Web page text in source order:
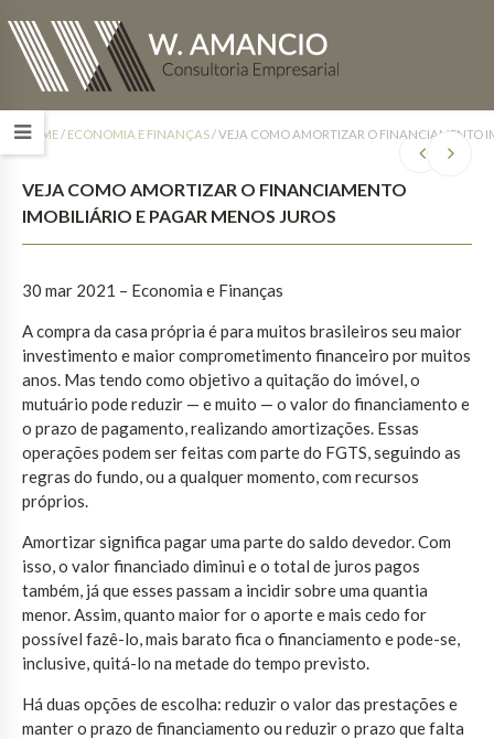
HOME/ ECONOMIA E FINANÇAS/VEJA COMO AMORTIZAR O FINANCIAMENTO
VEJA COMO AMORTIZAR O FINANCIAMENTO
IMOBILIÁRIO E PAGAR MENOS JUROS
30 mar 2021 – Economia e Finanças
A compra da casa própria é para muitos brasileiros seu maior
investimento e maior comprometimento financeiro por muitos
anos. Mas tendo como objetivo a quitação do imóvel, o
mutuário pode reduzir — e muito — o valor do financiamento e
o prazo de pagamento, realizando amortizações. Essas
operações podem ser feitas com parte do FGTS, seguindo as
regras do fundo, ou a qualquer momento, com recursos
próprios.
Amortizar significa pagar uma parte do saldo devedor. Com
isso, o valor financiado diminui e o total de juros pagos
também, já que esses passam a incidir sobre uma quantia
menor. Assim, quanto maior for o aporte e mais cedo for
possível fazê-lo, mais barato fica o financiamento e pode-se,
inclusive, quitá-lo na metade do tempo previsto.
Há duas opções de escolha: reduzir o valor das prestações e
manter o prazo de financiamento ou reduzir o prazo que falta